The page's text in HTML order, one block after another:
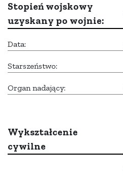
Stopień wojskowy
uzyskany po wojnie:
Data:
Starszeństwo:
Organ nadający:
Wykształcenie
cywilne